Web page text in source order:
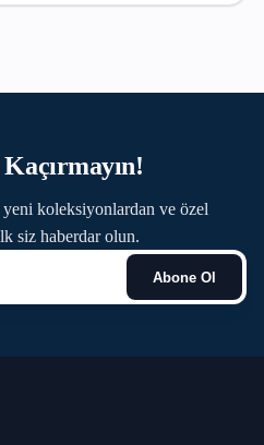
koleksiyonlardan ve özel
siz haberdar olun.
Abone Ol